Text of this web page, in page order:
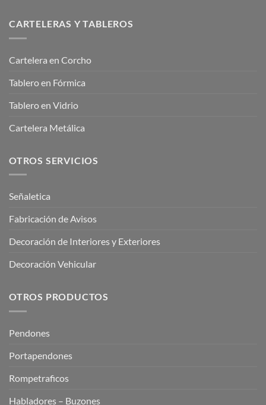
CARTELERAS Y TABLEROS
Cartelera en Corcho
Tablero en Fórmica
Tablero en Vidrio
Cartelera Metálica
OTROS SERVICIOS
Señaletica
Fabricación de Avisos
Decoración de Interiores y Exteriores
Decoración Vehicular
OTROS PRODUCTOS
Pendones
Portapendones
Rompetraficos
Habladores – Buzones